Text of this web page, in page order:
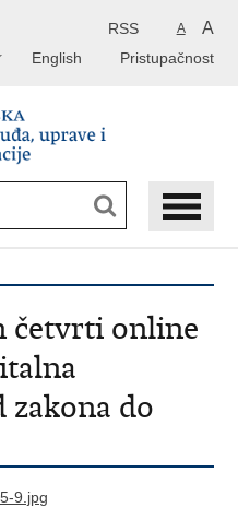
A A
RSS
Pristupačnost
English
četvrti online
do